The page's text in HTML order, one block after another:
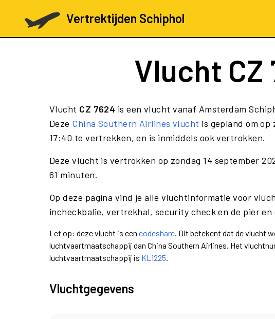
Vertrektijden Schiphol
Vlucht CZ
Vlucht CZ 7624 is een vlucht vanaf Amsterdam
Deze China Southern Airlines vlucht is gepland om op
17:40 te vertrekken, en is inmiddels ook vertrokken.
Deze vlucht is vertrokken op zondag 14 september
61 minuten.
Op deze pagina vind je alle vluchtinformatie voor
incheckbalie, vertrekhal, security check en de pier
Let op: deze vlucht is een codeshare. Dit betekent dat de vlucht
luchtvaartmaatschappij dan China Southern Airlines. Het
luchtvaartmaatschappij is KL1225.
Vluchtgegevens